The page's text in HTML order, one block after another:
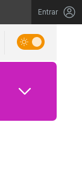
Entrar